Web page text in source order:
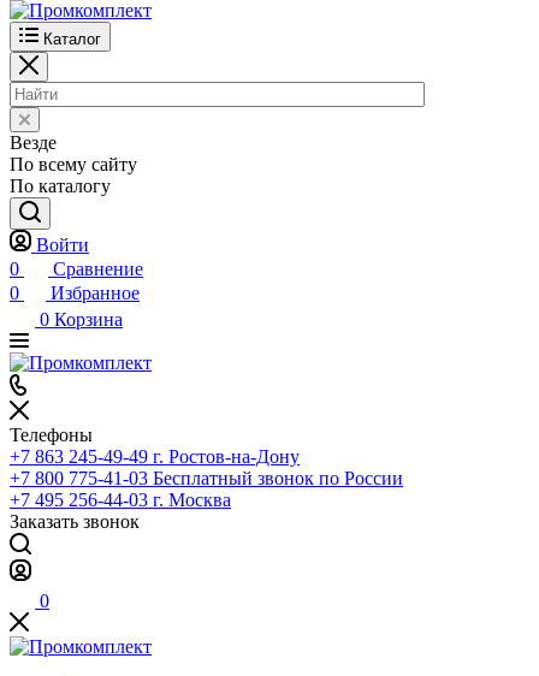
Каталог
Везде
По всему сайту
По каталогу
Войти
0
Сравнение
0
Избранное
0 Корзина
Телефоны
+7 863 245-49-49 г. Ростов-на-Дону
+7 800 775-41-03 Бесплатный звонок по России
+7 495 256-44-03 г. Москва
Заказать звонок
0